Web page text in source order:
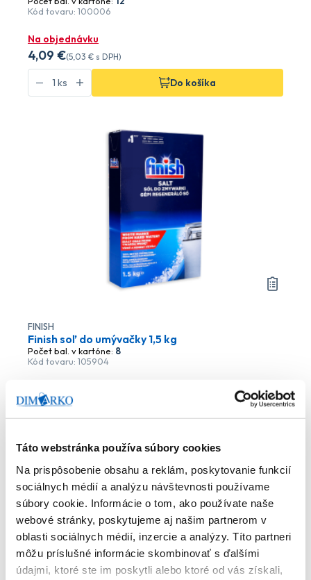
Táto webstránka používa súbory cookies
Na prispôsobenie obsahu a reklám, poskytovanie funkcií
sociálnych médií a analýzu návštevnosti používame
súbory cookie. Informácie o tom, ako používate naše
webové stránky, poskytujeme aj našim partnerom v
oblasti sociálnych médií, inzercie a analýzy. Títo partneri
môžu príslušné informácie skombinovať s ďalšími
údajmi, ktoré ste im poskytli alebo ktoré od vás získali,
Kód tovaru: 100006
Na objednávku
4,09 €(5,03 € s DPH)
Do košíka
FINISH
Finish soľ do umývačky 1,5 kg
Počet bal. v kartóne: 8
Kód tovaru: 105904
Na sklade
1,85 €(2,28 €